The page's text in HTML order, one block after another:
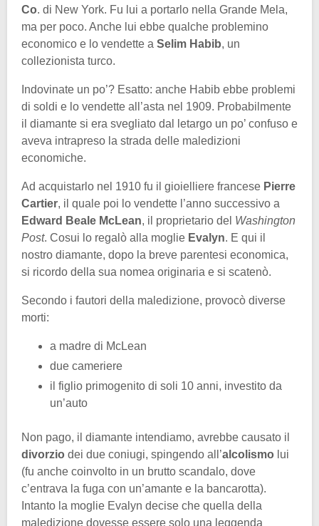
Co. di New York. Fu lui a portarlo nella Grande Mela,
ma per poco. Anche lui ebbe qualche problemino
economico e lo vendette a Selim Habib, un
collezionista turco.
Indovinate un po’? Esatto: anche Habib ebbe problemi
di soldi e lo vendette all’asta nel 1909. Probabilmente
il diamante si era svegliato dal letargo un po’ confuso e
aveva intrapreso la strada delle maledizioni
economiche.
Ad acquistarlo nel 1910 fu il gioielliere francese Pierre
Cartier, il quale poi lo vendette l’anno successivo a
Edward Beale McLean, il proprietario del Washington
Post. Cosui lo regalò alla moglie Evalyn. E qui il
nostro diamante, dopo la breve parentesi economica,
si ricordo della sua nomea originaria e si scatenò.
Secondo i fautori della maledizione, provocò diverse
morti:
a madre di McLean
due cameriere
il figlio primogenito di soli 10 anni, investito da
un’auto
Non pago, il diamante intendiamo, avrebbe causato il
divorzio dei due coniugi, spingendo all’alcolismo lui
(fu anche coinvolto in un brutto scandalo, dove
c’entrava la fuga con un’amante e la bancarotta).
Intanto la moglie Evalyn decise che quella della
maledizione dovesse essere solo una leggenda